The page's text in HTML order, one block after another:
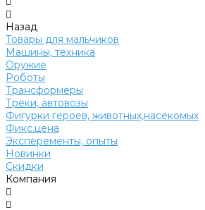
Назад
Товары для мальчиков
Машины, техника
Оружие
Роботы
Трансформеры
Треки, автовозы
Фигурки героев, животных,насекомых
Фикс.цена
Эксперементы, опыты
Новинки
Скидки
Компания